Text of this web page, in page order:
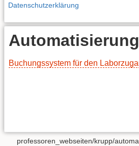
Datenschutzerklärung
Buchungssystem für den
professoren_webseiten/krupp/